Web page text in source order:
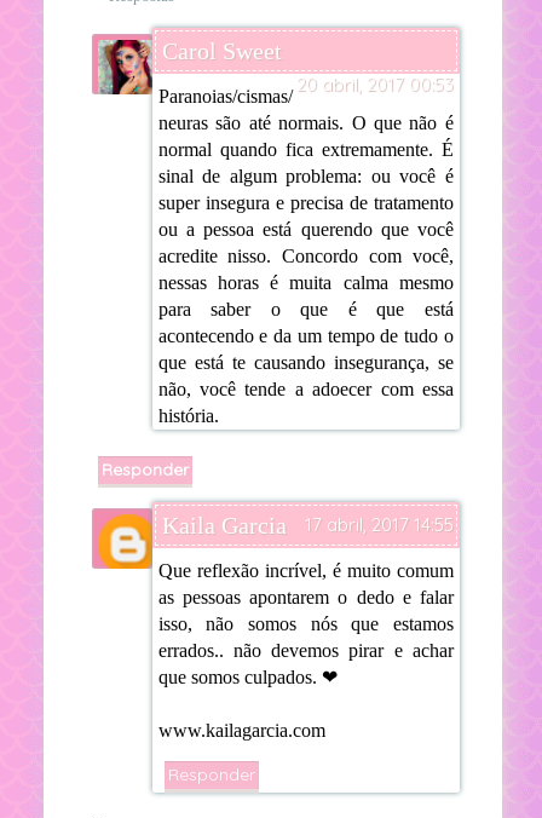
Carol Sweet
20 abril, 2017 00:53
Paranoias/cismas/
neuras são até normais. O que não é
normal quando fica extremamente. É
sinal de algum problema: ou você é
super insegura e precisa de tratamento
ou a pessoa está querendo que você
acredite nisso. Concordo com você,
nessas horas é muita calma mesmo
para saber o que é que está
acontecendo e da um tempo de tudo o
que está te causando insegurança, se
não, você tende a adoecer com essa
história.
Responder
Kaila Garcia 17 abril, 2017 14:55
Que reflexão incrível, é muito comum
as pessoas apontarem o dedo e falar
isso, não somos nós que estamos
errados.. não devemos pirar e achar
que somos culpados. ❤
www.kailagarcia.com
Responder